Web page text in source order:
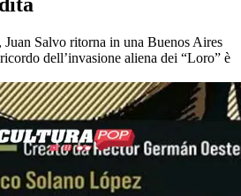
Salvo ritorna in una Buenos Aires
dell’invasione aliena dei “Loro” è